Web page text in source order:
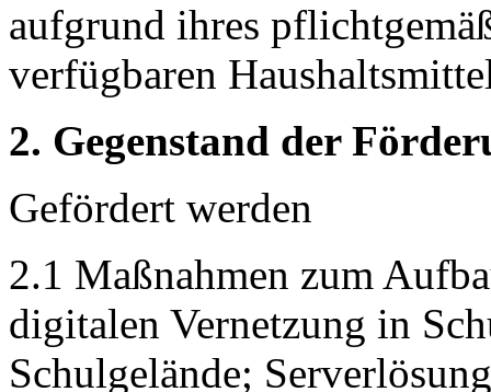
aufgrund ihres
verfügbaren
2. Gegenstand der
Gefördert werden
2.1 Maßnahmen zum
digitalen Vernetzung in
Schulgelände;